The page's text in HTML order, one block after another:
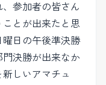
参加者の皆さん
とが出来たと思
日の午後準決勝
決勝が出来なか
しいアマチュ